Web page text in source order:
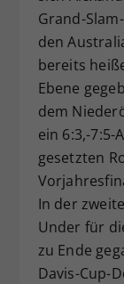
Grand-
den
bereits
Ebene
dem
ein 6:3,-
gesetzten
In der
Under für
zu Ende
Davis-Cup-
Zweck